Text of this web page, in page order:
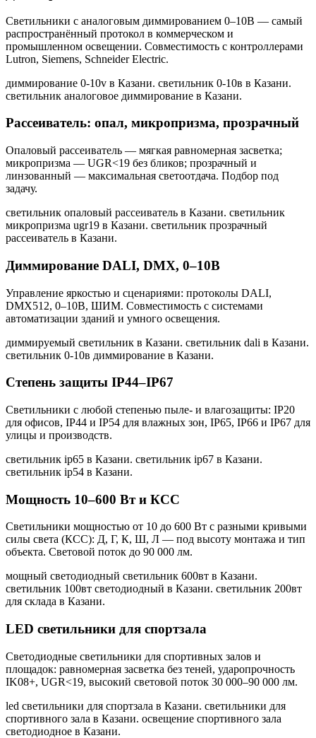
Светильники с аналоговым диммированием 0–10В — самый
распространённый протокол в коммерческом и
промышленном освещении. Совместимость с контроллерами
Lutron, Siemens, Schneider Electric.
диммирование 0-10v в Казани. светильник 0-10в в Казани.
светильник аналоговое диммирование в Казани.
Рассеиватель: опал, микропризма, прозрачный
Опаловый рассеиватель — мягкая равномерная засветка;
микропризма — UGR<19 без бликов; прозрачный и
линзованный — максимальная светоотдача. Подбор под
задачу.
светильник опаловый рассеиватель в Казани. светильник
микропризма ugr19 в Казани. светильник прозрачный
рассеиватель в Казани.
Диммирование DALI, DMX, 0–10В
Управление яркостью и сценариями: протоколы DALI,
DMX512, 0–10В, ШИМ. Совместимость с системами
автоматизации зданий и умного освещения.
диммируемый светильник в Казани. светильник dali в Казани.
светильник 0-10в диммирование в Казани.
Степень защиты IP44–IP67
Светильники с любой степенью пыле- и влагозащиты: IP20
для офисов, IP44 и IP54 для влажных зон, IP65, IP66 и IP67 для
улицы и производств.
светильник ip65 в Казани. светильник ip67 в Казани.
светильник ip54 в Казани.
Мощность 10–600 Вт и КСС
Светильники мощностью от 10 до 600 Вт с разными кривыми
силы света (КСС): Д, Г, К, Ш, Л — под высоту монтажа и тип
объекта. Световой поток до 90 000 лм.
мощный светодиодный светильник 600вт в Казани.
светильник 100вт светодиодный в Казани. светильник 200вт
для склада в Казани.
LED светильники для спортзала
Светодиодные светильники для спортивных залов и
площадок: равномерная засветка без теней, ударопрочность
IK08+, UGR<19, высокий световой поток 30 000–90 000 лм.
led светильники для спортзала в Казани. светильники для
спортивного зала в Казани. освещение спортивного зала
светодиодное в Казани.